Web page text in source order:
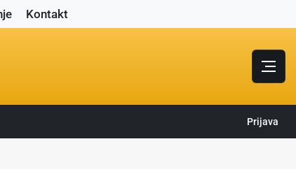
Kontakt
Prijava